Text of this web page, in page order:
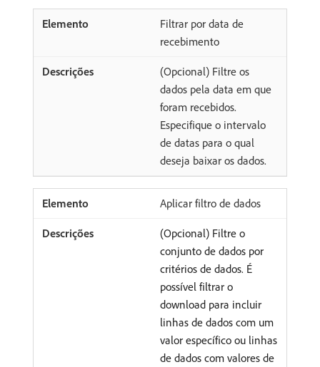
Filtrar por data de
recebimento
(Opcional) Filtre os
dados pela data em que
foram recebidos.
Especifique o intervalo
de datas para o qual
deseja baixar os dados.
Aplicar filtro de dados
(Opcional) Filtre o
conjunto de dados por
critérios de dados. É
possível filtrar o
download para incluir
linhas de dados com um
valor específico ou linhas
de dados com valores de